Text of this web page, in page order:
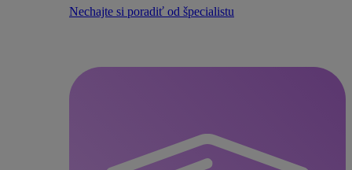
Nechajte si poradiť od špecialistu